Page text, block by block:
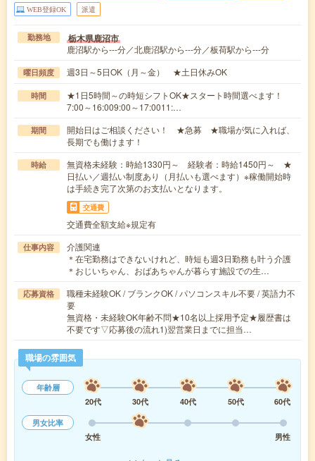
WEB登録OK 派遣
勤務地 栃木県鹿沼市
鹿沼駅から---分／北鹿沼駅から---分／板荷駅から---分
曜日頻度 週3日～5日OK（月～金） ★土日休みOK
時間
★1日5時間～の時短シフトOK★スタート時間選べます！
7:00～16:009:00～17:0011:…
期間
開始日はご相談ください！ ★急募 ★職場が気に入れば、
長期でも働けます！
時給
無資格未経験：時給1330円～ 経験者：時給1450円～ ★
日払い／週払い制度あり（月払いも選べます）※稼働開始時
は手続き完了次第のお支払いとなります。
交通費
交通費全額支給※規定有
仕事内容
介護関連
＊在宅勤務はできないけれど、時短も週3日勤務も叶う介護
＊おじいちゃん、おばあちゃんが暮らす施設での生…
応募資格
職種未経験OK / ブランクOK / パソコンスキル不要 / 英語力不
要
無資格・未経験OK年齢不問★10名以上採用予定★履歴書は
不要です▽応募後の流れ1)翌営業日までに担当…
職場の雰囲気
年齢層
20代
30代 40代 50代
60代
男女比率
女性
男性